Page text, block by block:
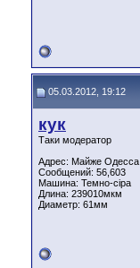
05.03.2012, 19:12
кук
Таки модератор
Адрес: Майже Одесса
Сообщений: 56,603
Машина: Темно-сіра
Длина: 239010мкм
Диаметр: 61мм